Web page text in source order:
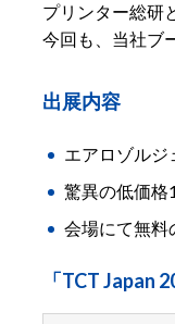
プリンター総研
今回も、当社ブ
出展内容
エアロゾルジ
驚異の低価
会場にて無料
「TCT Japan